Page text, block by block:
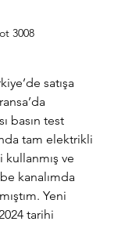
3008
satışa
basın test
tam elektrikli
kullanmış ve
kanalımda
Yeni
tarihi